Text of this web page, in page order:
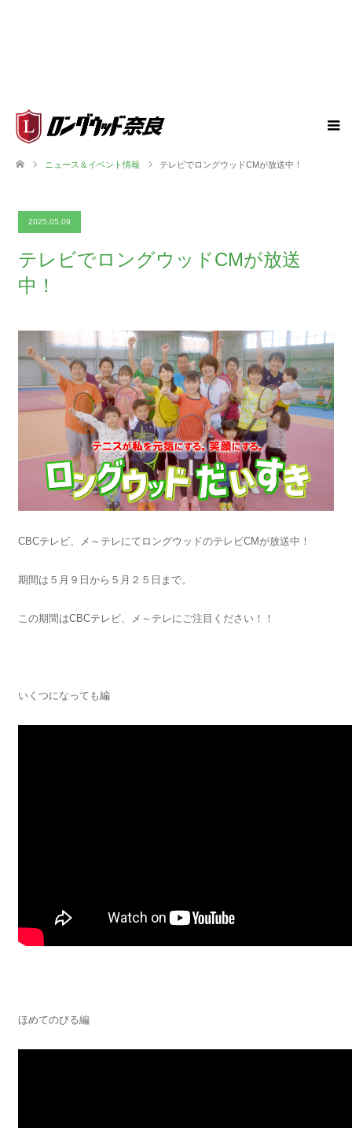
ニュース＆イベント情報 テレビでロングウッドCMが放送中！
2025.05.09
テレビでロングウッドCMが放送
中！
CBCテレビ、メ～テレにてロングウッドのテレビCMが放送中！
期間は５月９日から５月２５日まで。
この期間はCBCテレビ、メ～テレにご注目ください！！
いくつになっても編
ほめてのびる編